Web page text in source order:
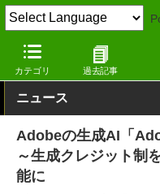
カテゴリ 過去記事
窓の杜 ジェネレーティブAI
ニュース
Adobeの生成AI「
～生成クレジット制
能に